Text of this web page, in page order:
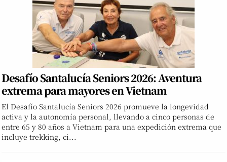
Desafío Santalucía Seniors 2026: Aventura
extrema para mayores en Vietnam
El Desafío Santalucía Seniors 2026 promueve la longevidad
activa y la autonomía personal, llevando a cinco personas de
entre 65 y 80 años a Vietnam para una expedición extrema que
incluye trekking, ci...